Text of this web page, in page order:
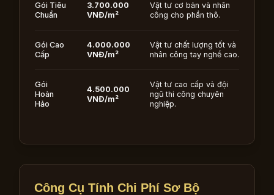
Gói Tiêu
Chuẩn
3.700.000
VNĐ/m²
Vật tư cơ bản và nhân
công cho phần thô.
Gói Cao
Cấp
4.000.000
VNĐ/m²
Vật tư chất lượng tốt và
nhân công tay nghề cao.
Gói
Hoàn
Hảo
4.500.000
VNĐ/m²
Vật tư cao cấp và đội
ngũ thi công chuyên
nghiệp.
Công Cụ Tính Chi Phí Sơ Bộ